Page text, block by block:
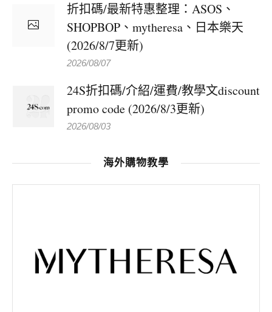
折扣碼/最新特惠整理：ASOS、
SHOPBOP、mytheresa、日本樂天
(2026/8/7更新)
2026/08/07
24S折扣碼/介紹/運費/教學文discount
promo code (2026/8/3更新)
2026/08/03
海外購物教學